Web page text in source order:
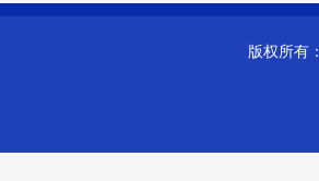
版权所有：